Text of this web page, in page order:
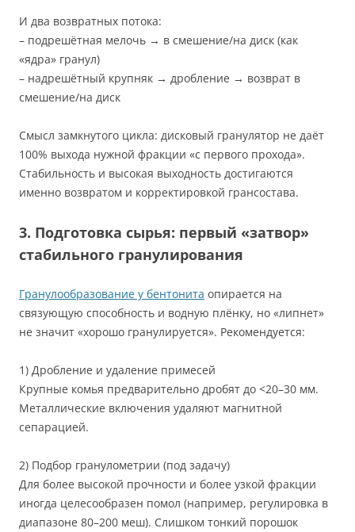
И два возвратных потока:
– подрешётная мелочь → в смешение/на диск (как
«ядра» гранул)
– надрешётный крупняк → дробление → возврат в
смешение/на диск
Смысл замкнутого цикла: дисковый гранулятор не даёт
100% выхода нужной фракции «с первого прохода».
Стабильность и высокая выходность достигаются
именно возвратом и корректировкой грансостава.
3. Подготовка сырья: первый «затвор»
стабильного гранулирования
Гранулообразование у бентонита опирается на
связующую способность и водную плёнку, но «липнет»
не значит «хорошо гранулируется». Рекомендуется:
1) Дробление и удаление примесей
Крупные комья предварительно дробят до <20–30 мм.
Металлические включения удаляют магнитной
сепарацией.
2) Подбор гранулометрии (под задачу)
Для более высокой прочности и более узкой фракции
иногда целесообразен помол (например, регулировка в
диапазоне 80–200 меш). Слишком тонкий порошок